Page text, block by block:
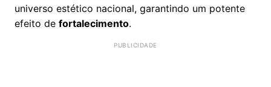
universo estético nacional, garantindo um potente
efeito de fortalecimento.